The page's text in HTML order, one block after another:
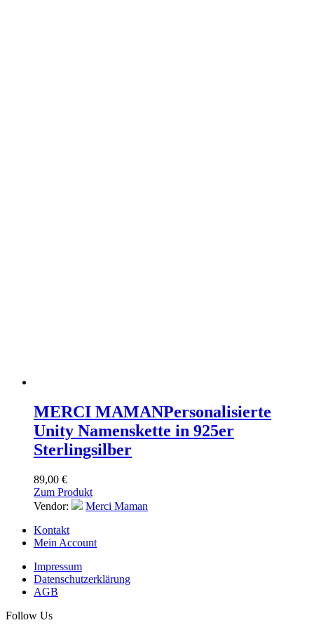
MERCI MAMANPersonalisierte
Unity Namenskette in 925er
Sterlingsilber
89,00 €
Zum Produkt
Vendor:
Merci Maman
Kontakt
Mein Account
Impressum
Datenschutzerklärung
AGB
Follow Us